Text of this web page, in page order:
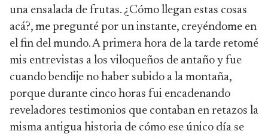
una ensalada de frutas. ¿Cómo llegan estas cosas
acá?, me pregunté por un instante, creyéndome en
el fin del mundo. A primera hora de la tarde retomé
mis entrevistas a los viloqueños de antaño y fue
cuando bendije no haber subido a la montaña,
porque durante cinco horas fui encadenando
reveladores testimonios que contaban en retazos la
misma antigua historia de cómo ese único día se